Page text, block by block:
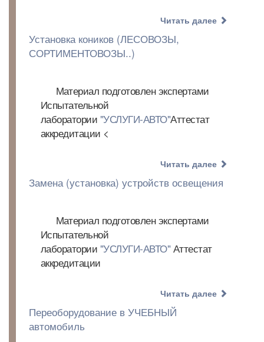
Читать далее
Установка коников (ЛЕСОВОЗЫ,
СОРТИМЕНТОВОЗЫ..)
Материал подготовлен экспертами
Испытательной
лаборатории "УСЛУГИ-АВТО"Аттестат
аккредитации <
Читать далее
Замена (установка) устройств освещения
Материал подготовлен экспертами
Испытательной
лаборатории "УСЛУГИ-АВТО"Аттестат
аккредитации
Читать далее
Переоборудование в УЧЕБНЫЙ
автомобиль